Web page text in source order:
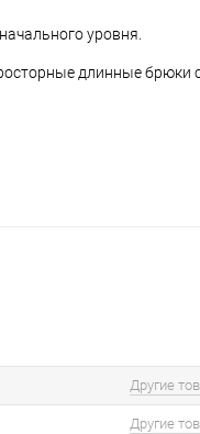
уровня.
длинные брюки
Другие
Другие